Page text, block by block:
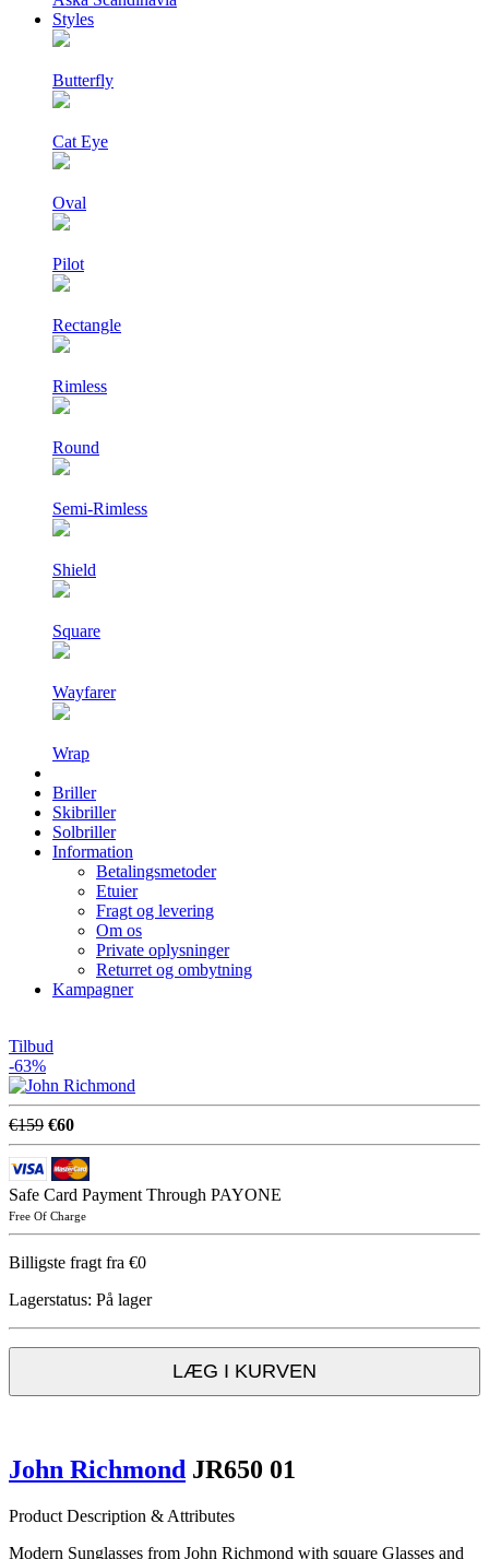
Styles
Butterfly
Cat Eye
Oval
Pilot
Rectangle
Rimless
Round
Semi-Rimless
Shield
Square
Wayfarer
Wrap
Briller
Skibriller
Solbriller
Information
Betalingsmetoder
Etuier
Fragt og levering
Om os
Private oplysninger
Returret og ombytning
Kampagner
Tilbud
-63%
€159 €60
Safe Card Payment Through PAYONE
Free Of Charge
Billigste fragt fra €0
Lagerstatus: På lager
LÆG I KURVEN
John Richmond JR650 01
Product Description & Attributes
Modern Sunglasses from John Richmond with square Glasses and